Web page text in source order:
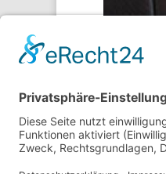
Impressum